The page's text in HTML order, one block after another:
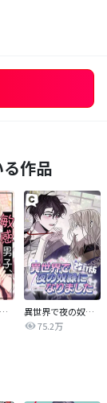
作品
敏感男子、調教される
異世界で夜の奴隷になりました【改訂版】
75.2万